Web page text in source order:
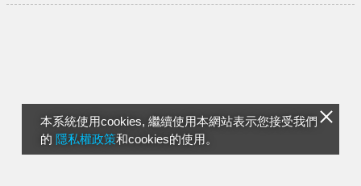
本系統使用cookies, 繼續使用本網站表示您接受我們
的 隱私權政策和cookies的使用。